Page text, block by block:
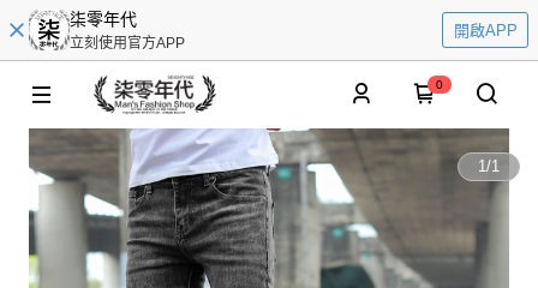
柒零年代
立刻使用官方APP
開啟APP
0
1/1